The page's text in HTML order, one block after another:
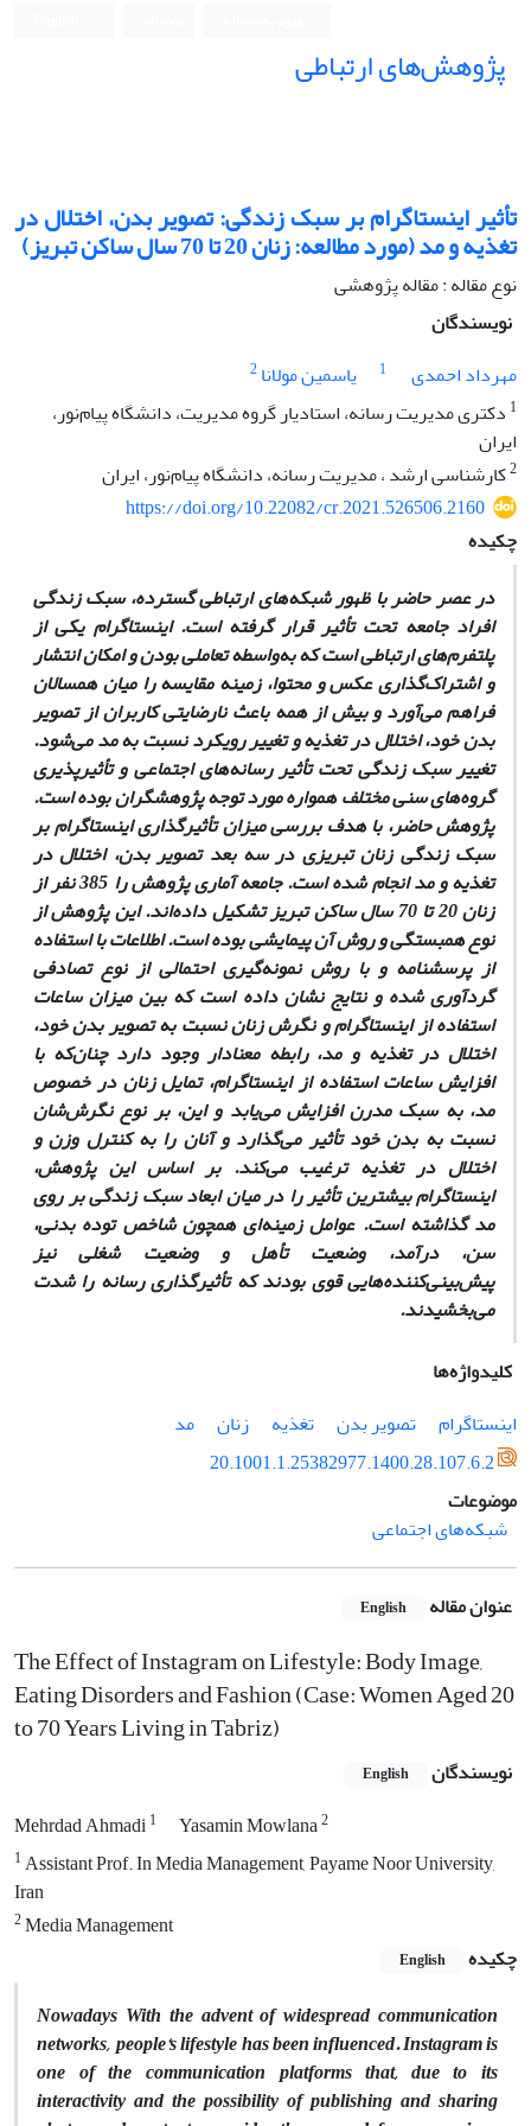
پژوهش‌های ارتباطی
تأثیر اینستاگرام بر سبک زندگی: تصویر بدن، اختلال در
تغذیه و مد (مورد مطالعه: زنان 20 تا 70 سال ساکن تبریز)
نوع مقاله : مقاله پژوهشی
نویسندگان
مهرداد احمدی
1 یاسمین مولانا2
1 دکتری مدیریت رسانه، استادیار گروه مدیریت، دانشگاه پیام‌نور،
ایران
2کارشناسی ارشد ، مدیریت رسانه، دانشگاه پیام‌نور، ایران
https://doi.org/10.22082/cr.2021.526506.2160
چکیده
در عصر حاضر با ظهور شبکه‌های ارتباطی گسترده، سبک زندگی
افراد جامعه تحت تأثیر قرار گرفته است. اینستاگرام یکی از
پلتفرم‌های ارتباطی است که به‌واسطه تعاملی بودن و امکان انتشار
و اشتراک‌گذاری عکس و محتوا، زمینه مقایسه را میان همسالان
فراهم می‌آورد و بیش از همه باعث نارضایتی کاربران از تصویر
بدن خود، اختلال در تغذیه و تغییر رویکرد نسبت به مد می‌شود.
تغییر سبک زندگی تحت تأثیر رسانه‌های اجتماعی و تأثیرپذیری
گروه‌های سنی مختلف همواره مورد توجه پژوهشگران بوده است.
پژوهش حاضر، با هدف بررسی میزان تأثیرگذاری اینستاگرام بر
سبک زندگی زنان تبریزی در سه بعد تصویر بدن، اختلال در
تغذیه و مد انجام شده است. جامعه آماری پژوهش را 385 نفر از
زنان 20 تا 70 سال ساکن تبریز تشکیل داده‌اند. این پژوهش از
نوع همبستگی و روش آن پیمایشی بوده است. اطلاعات با استفاده
از پرسشنامه و با روش نمونه‌گیری احتمالی از نوع تصادفی
گردآوری شده و نتایج نشان داده است که بین میزان ساعات
استفاده از اینستاگرام و نگرش زنان نسبت به تصویر بدن خود،
اختلال در تغذیه و مد، رابطه معنادار وجود دارد چنان‌که با
افزایش ساعات استفاده از اینستاگرام، تمایل زنان در خصوص
مد، به سبک مدرن افزایش‌ می‌یابد و این، بر نوع نگرش‌شان
نسبت به بدن خود تأثیر می‌گذارد و آنان را به کنترل وزن و
اختلال در تغذیه ترغیب می‌کند. بر اساس این پژوهش،
اینستاگرام بیشترین تأثیر را در میان ابعاد سبک زندگی بر روی
مد گذاشته است. عوامل زمینه‌ای همچون شاخص توده بدنی،
سن، درآمد، وضعیت تأهل و وضعیت شغلی نیز
پیش‌بینی‌کننده‌هایی قوی بودند که تأثیرگذاری رسانه را شدت
می‌بخشیدند.
کلیدواژه‌ها
اینستاگرام
تصویر بدن تغذیه زنان
مد
20.1001.1.25382977.1400.28.107.6.2
موضوعات
شبکه‌های اجتماعی
عنوان مقاله English
The Effect of Instagram on Lifestyle: Body Image,
Eating Disorders and Fashion (Case: Women Aged 20
to 70 Years Living in Tabriz)
نویسندگان English
Mehrdad Ahmadi1 Yasamin Mowlana2
1Assistant Prof. In Media Management, Payame Noor University,
Iran
2Media Management
چکیده
English
Nowadays With the advent of widespread communication
networks, people‘s lifestyle has been influenced. Instagram is
one of the communication platforms that, due to its
interactivity and the possibility of publishing and sharing